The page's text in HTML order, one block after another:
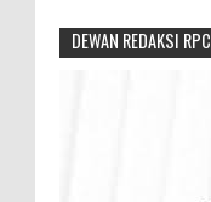
DEWAN REDAKSI RPC